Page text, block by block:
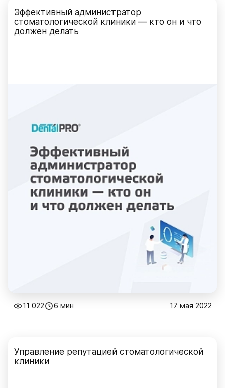
Эффективный администратор
стоматологической клиники — кто он и что
должен делать
11 022 6 мин 17 мая 2022
Управление репутацией стоматологической
клиники